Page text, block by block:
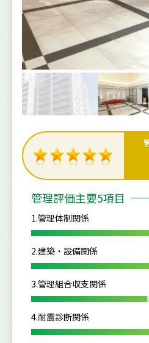
管理評価主要5項目
1.管理体制関係
2.建築・設備関係
3.管理組合収支関係
4.耐震診断関係